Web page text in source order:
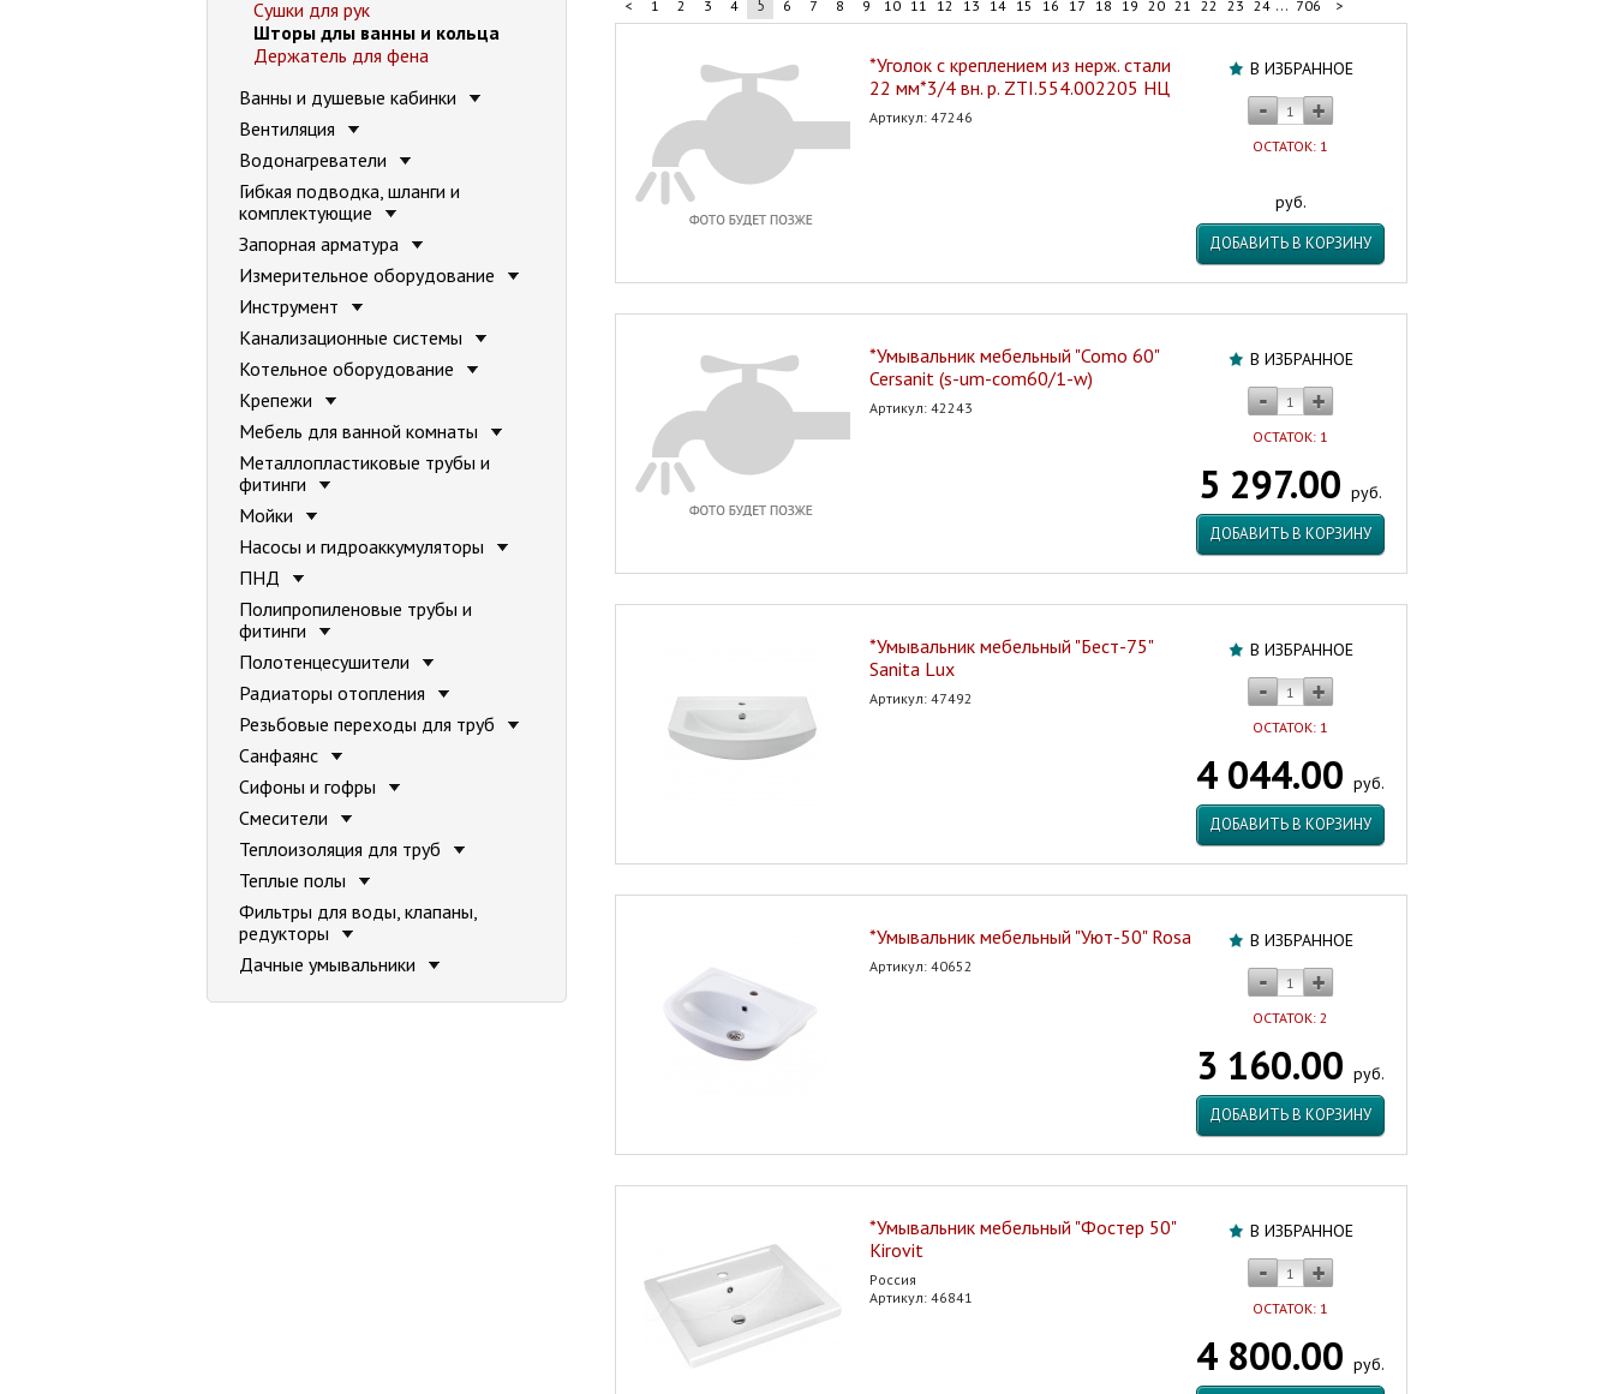
< 1 2 3 4 5 6 7 8 9 10 11 12 13 14 15 16 17 18 19 20 21 22 23 24 ... 706 >
В ИЗБРАННОЕ
ОСТАТОК: 1
руб.
ДОБАВИТЬ В КОРЗИНУ
*Уголок с креплением из нерж. стали
22 мм*3/4 вн. р. ZTI.554.002205 НЦ
Артикул: 47246
В ИЗБРАННОЕ
ОСТАТОК: 1
5 297.00 руб.
ДОБАВИТЬ В КОРЗИНУ
*Умывальник мебельный "Como 60"
Cersanit (s-um-com60/1-w)
Артикул: 42243
В ИЗБРАННОЕ
ОСТАТОК: 1
4 044.00 руб.
ДОБАВИТЬ В КОРЗИНУ
*Умывальник мебельный "Бест-75"
Sanita Lux
Артикул: 47492
В ИЗБРАННОЕ
ОСТАТОК: 2
3 160.00 руб.
ДОБАВИТЬ В КОРЗИНУ
*Умывальник мебельный "Уют-50" Rosa
Артикул: 40652
В ИЗБРАННОЕ
ОСТАТОК: 1
4 800.00 руб.
*Умывальник мебельный "Фостер 50"
Kirovit
Россия
Артикул: 46841
Сушки для рук
Шторы длы ванны и кольца
Держатель для фена
Ванны и душевые кабинки
Вентиляция
Водонагреватели
Гибкая подводка, шланги и
комплектующие
Запорная арматура
Измерительное оборудование
Инструмент
Канализационные системы
Котельное оборудование
Крепежи
Мебель для ванной комнаты
Металлопластиковые трубы и
фитинги
Мойки
Насосы и гидроаккумуляторы
ПНД
Полипропиленовые трубы и
фитинги
Полотенцесушители
Радиаторы отопления
Резьбовые переходы для труб
Санфаянс
Сифоны и гофры
Смесители
Теплоизоляция для труб
Теплые полы
Фильтры для воды, клапаны,
редукторы
Дачные умывальники